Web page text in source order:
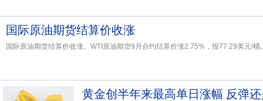
国际原油期货结算价收涨
国际原油期货结算价收涨。WTI原油期货9月合约结算价涨2.75%，报77.29美元/桶
黄金创半年来最高单日涨幅 反弹